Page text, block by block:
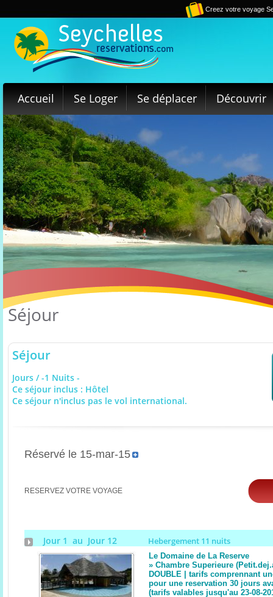
Creez votre voyage
Accueil Se Loger Se déplacer Découvrir
Séjour
Séjour
Jours / -1 Nuits -
Ce séjour inclus : Hôtel
Ce séjour n'inclus pas le vol international.
Réservé le 15-mar-15
RESERVEZ VOTRE VOYAGE
Jour 1 au Jour 12 Hebergement 11 nuits
Le Domaine de La Reserve
» Chambre Superieure
DOUBLE | tarifs comprennant
pour une reservation 30 jours
(tarifs valables jusqu'au 23-08-